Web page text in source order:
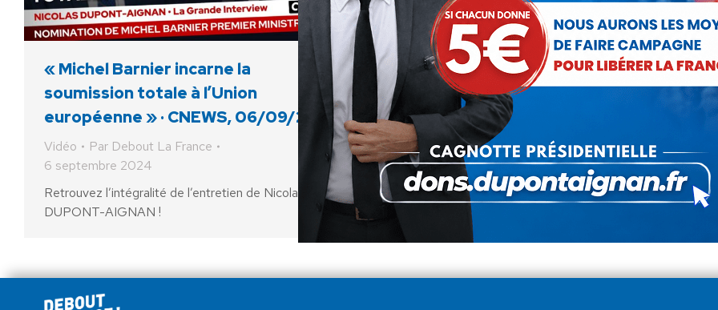
« Michel Barnier incarne la
soumission totale à l’Union
européenne » · CNEWS, 06/09/24
Vidéo Par Debout La France
6 septembre 2024
Retrouvez l’intégralité de l’entretien de Nicolas
DUPONT-AIGNAN !